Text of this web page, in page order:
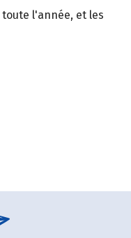
toute l'année, et les